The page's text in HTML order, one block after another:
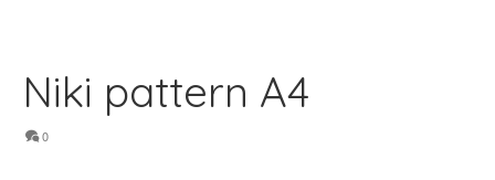
Niki pattern A4
0